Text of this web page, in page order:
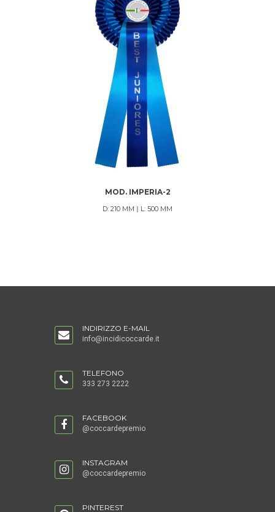
MOD. IMPERIA-2
D: 210 MM | L: 500 MM
INDIRIZZO E-MAIL
info@incidicoccarde.it
TELEFONO
333 273 2222
FACEBOOK
@coccardepremio
INSTAGRAM
@coccardepremio
PINTEREST